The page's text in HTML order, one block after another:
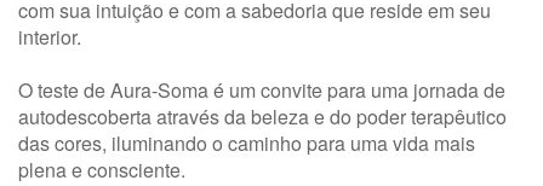
com sua intuição e com a sabedoria que reside em seu
interior.
O teste de Aura-Soma é um convite para uma jornada de
autodescoberta através da beleza e do poder terapêutico
das cores, iluminando o caminho para uma vida mais
plena e consciente.